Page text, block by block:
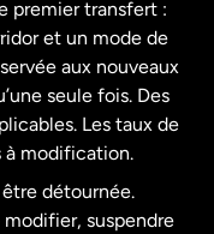
premier transfert :
et un mode de
aux nouveaux
seule fois. Des
Les taux de
à modification.
détournée.
suspendre